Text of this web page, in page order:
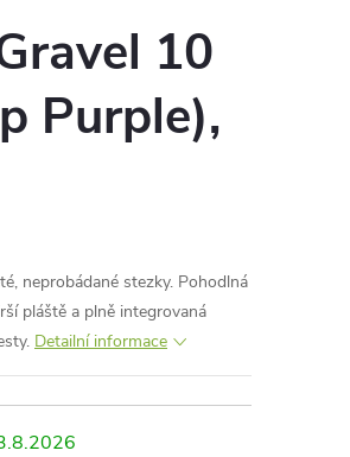
10
Purple),
neprobádané stezky. Pohodlná
pláště a plně integrovaná
Detailní informace